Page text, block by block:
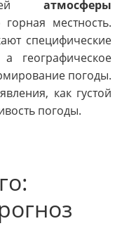
атмосферы
горная местность.
специфические
географическое
погоды.
как густой
погоды.